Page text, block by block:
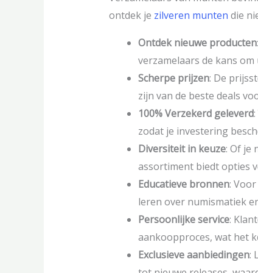
ontdek je zilveren munten die
Ontdek nieuwe producten
verzamelaars de kans
Scherpe prijzen: De
zijn van de beste deals
100% Verzekerd geleverd
zodat je investering
Diversiteit in keuze: Of je
assortiment biedt opties
Educatieve bronnen:
leren over numismatiek
Persoonlijke service:
aankoopproces, wat het
Exclusieve aanbiedingen: